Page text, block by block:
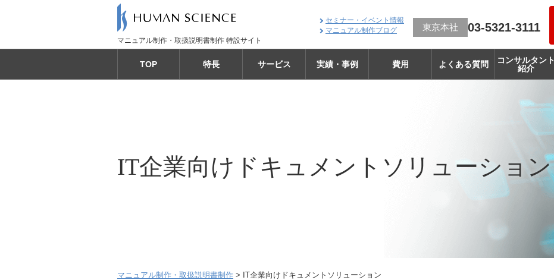
マニュアル制作・取扱説明書制作 特設サイト
セミナー・イベント情報
マニュアル制作ブログ
東京本社 03-5321-3111
TOP 特長 サービス 実績・事例 費用 よくある質問
コンサルタント
紹介
IT企業向け ドキュメント ソリューション
マニュアル制作・取扱説明書制作 IT企業向けドキュメントソリューション